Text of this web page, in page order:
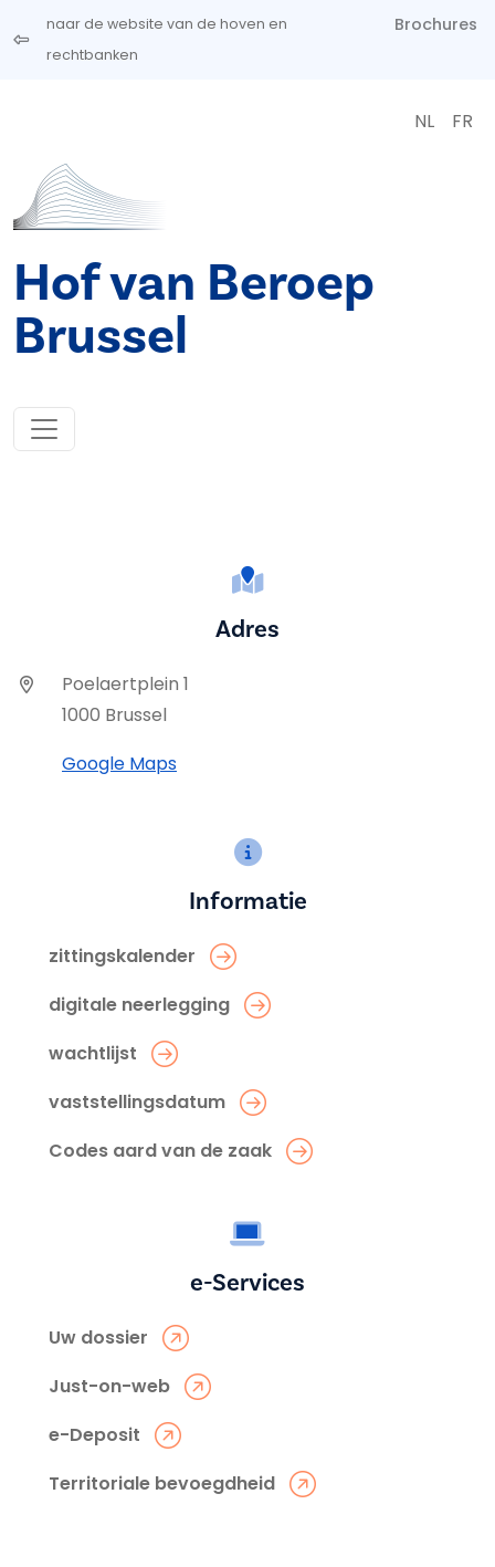
Overslaan en naar de inhoud gaan
naar de website van de hoven en
rechtbanken
Brochures
NL FR
Hof van Beroep
Brussel
Adres
Poelaertplein 1
1000 Brussel
Google Maps
Informatie
zittingskalender
digitale neerlegging
wachtlijst
vaststellingsdatum
Codes aard van de zaak
e-Services
Uw dossier
Just-on-web
e-Deposit
Territoriale bevoegdheid